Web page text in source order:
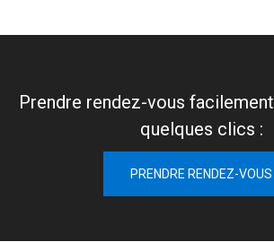
Prendre rendez-vous
quelques clics :
PRENDRE RENDEZ-VOUS